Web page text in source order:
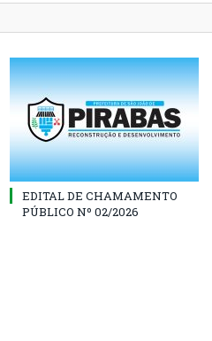
EDITAL DE CHAMAMENTO
PÚBLICO Nº 02/2026